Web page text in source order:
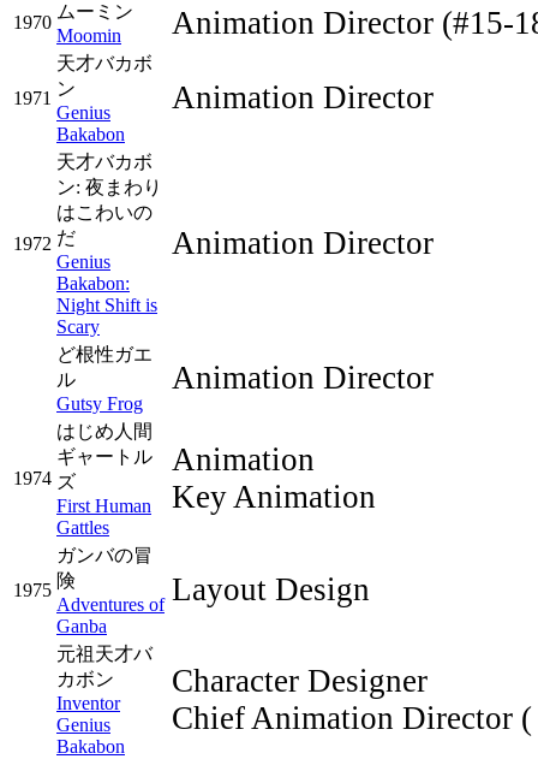
1970
ムーミン
Moomin
Animation Director (#15-
1971
天才バカボ
ン
Genius
Bakabon
Animation Director
1972
天才バカボ
ン: 夜まわり
はこわいの
だ
Genius
Bakabon:
Night Shift is
Scary
Animation Director
ど根性ガエ
ル
Gutsy Frog
Animation Director
1974
はじめ人間
ギャートル
ズ
First Human
Gattles
Animation
Key Animation
1975
ガンバの冒
険
Adventures of
Ganba
Layout Design
元祖天才バ
カボン
Inventor
Genius
Bakabon
Character Designer
Chief Animation Director